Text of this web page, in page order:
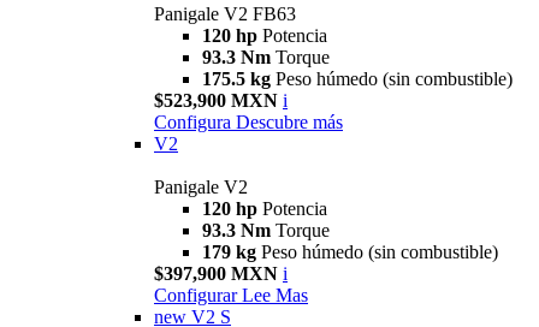
Panigale V2 FB63
120 hp Potencia
93.3 Nm Torque
175.5 kg Peso húmedo (sin combustible)
$523,900 MXN i
Configura Descubre más
V2
Panigale V2
120 hp Potencia
93.3 Nm Torque
179 kg Peso húmedo (sin combustible)
$397,900 MXN i
Configurar Lee Mas
new V2 S